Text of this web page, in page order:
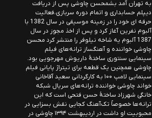
به تهران آمد بشمحسن چاوشی پس از دریافت
دیپلم حسابداری و اتمام دوره سربازی،فعالیت
حرفه ای خود را در زمینه موسیقی در سال 1382 با
آلبوم نفرین آغاز کرد و پس از اخذ مجوز در سال
1387 آلبوم یه شاخه نیلوفر را منتشر کرد محسن
چاوشی خواننده و آهنگساز ترانه‌های فیلم
سینمایی سنتوری ساختهٔ داریوش مهرجویی بود.
چاوشی همچنین یک قطعه برای تیتراژ پایانی فیلم
سینمایی لامپ ۱۰۰ به کارگردانی سعید آقاخانی
خواند چاوشی خواننده ترانه‌های سریال شبکه
خانگی شهرزاد ساختهٔ حسن فتحی است که این
ترانه‌ها خصوصاً تک‌آهنگ کجایی نقش بسزایی در
محبوبیت او داشت در اردیبهشت ۱۳۹۴ چاوشی در